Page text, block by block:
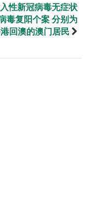
性新冠病毒无症状
毒复阳个案 分别为
回澳的澳门居民